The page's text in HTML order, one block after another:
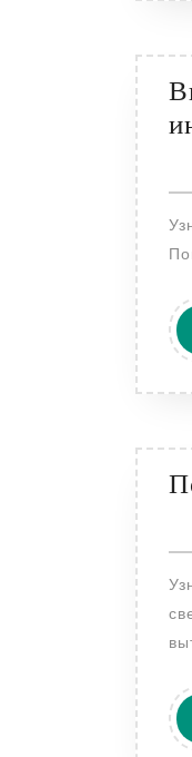
Узнайте, как вырастить гигантские сладкие луковицы Эксибишен через рассаду.
Узнайте, почему ваша рассада вытянулась и как исправить ситуацию. Недостаток